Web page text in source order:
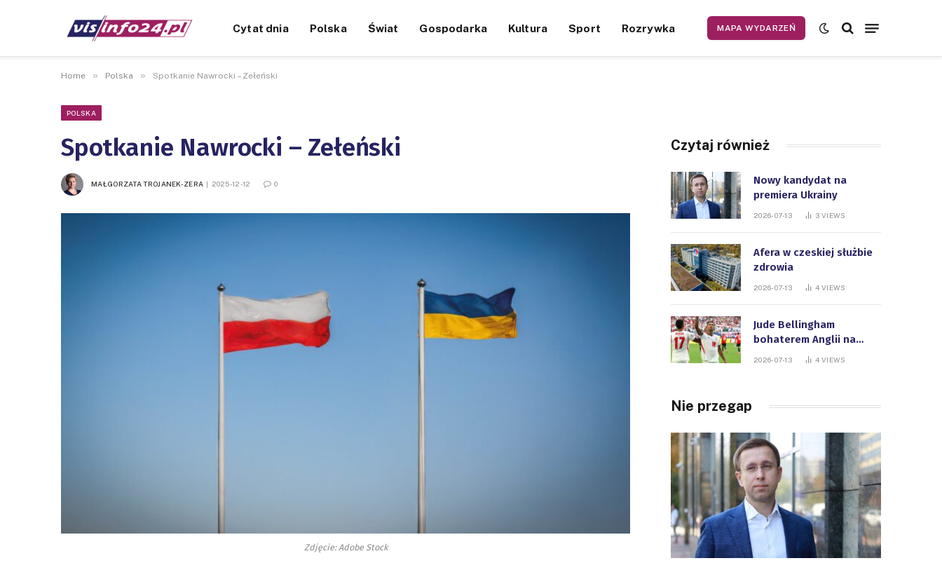
Cytat dnia Polska Świat Gospodarka Kultura Sport Rozrywka MAPA WYDARZEŃ
Home » Polska » Spotkanie Nawrocki – Zełeński
POLSKA
Spotkanie Nawrocki – Zełeński
MAŁGORZATA TROJANEK-ZERA 2025-12-12 0
Zdjęcie: Adobe Stock
Czytaj również
Nowy kandydat na
premiera Ukrainy
2026-07-13 3 VIEWS
Afera w czeskiej służbie
zdrowia
2026-07-13 4 VIEWS
Jude Bellingham
bohaterem Anglii na
Mistrzostwach Świata
2026-07-13 4 VIEWS
Nie przegap